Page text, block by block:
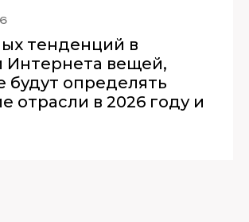
тенденций в
Интернета вещей,
будут определять
отрасли в 2026 году и